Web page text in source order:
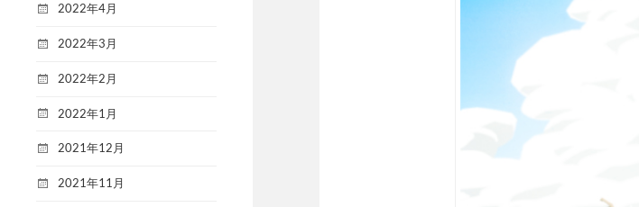
2022年4月
2022年3月
2022年2月
2022年1月
2021年12月
2021年11月